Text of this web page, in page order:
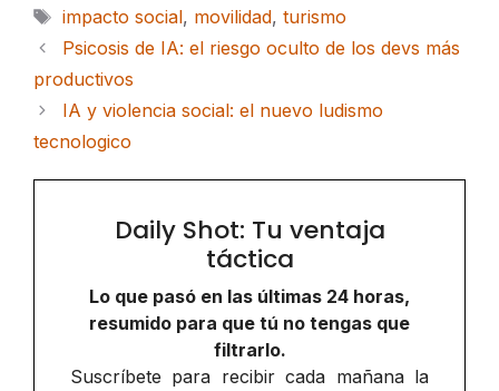
Etiquetas
impacto social, movilidad, turismo
Psicosis de IA: el riesgo oculto de los devs más
productivos
IA y violencia social: el nuevo ludismo
tecnologico
Daily Shot: Tu ventaja
táctica
Lo que pasó en las últimas 24 horas,
resumido para que tú no tengas que
filtrarlo.
Suscríbete para recibir cada mañana la